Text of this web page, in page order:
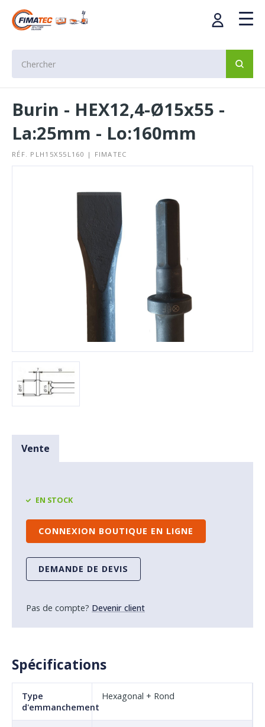
Burin - HEX12,4-Ø15x55 -
La:25mm - Lo:160mm
RÉF. PLH15X55L160 | FIMATEC
Vente
EN STOCK
CONNEXION BOUTIQUE EN LIGNE
DEMANDE DE DEVIS
Pas de compte? Devenir client
Spécifications
Type
d'emmanchement
Hexagonal + Rond